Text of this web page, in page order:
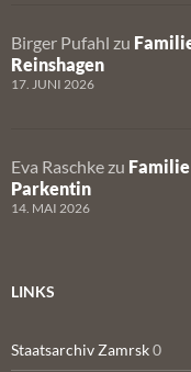
Birger Pufahl zu
Reinshagen
17. JUNI 2026
Eva Raschke zu
Parkentin
14. MAI 2026
LINKS
Staatsarchiv Zamrsk0